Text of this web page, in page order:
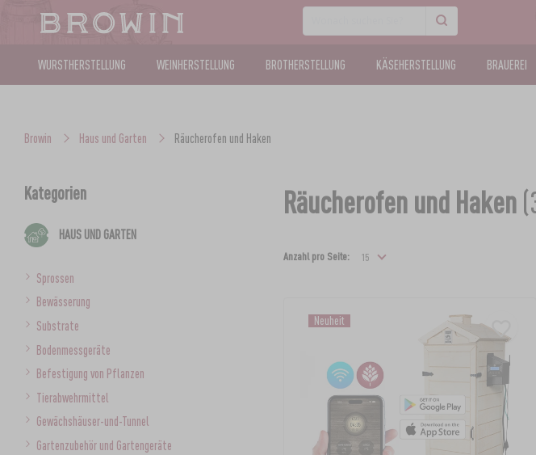
WURSTHERSTELLUNG WEINHERSTELLUNG BROTHERSTELLUNG KÄSEHERSTELLUNG BRAUEREI
Browin Haus und Garten Räucherofen und Haken
Kategorien
HAUS UND GARTEN
Sprossen
Bewässerung
Substrate
Bodenmessgeräte
Befestigung von Pflanzen
Tierabwehrmittel
Gewächshäuser-und-Tunnel
Gartenzubehör und Gartengeräte
Räucherofen und Haken
Anzahl pro Seite:
Neuheit